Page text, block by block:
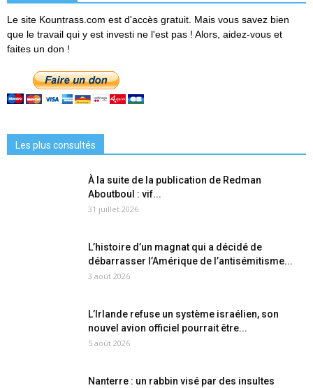
Le site Kountrass.com est d'accès gratuit. Mais vous savez bien
que le travail qui y est investi ne l'est pas ! Alors, aidez-vous et
faites un don !
Les plus consultés
À la suite de la publication de Redman
Aboutboul : vif...
31 juillet 2026
L’histoire d’un magnat qui a décidé de
débarrasser l’Amérique de l’antisémitisme...
3 août 2026
L’Irlande refuse un système israélien, son
nouvel avion officiel pourrait être...
5 août 2026
Nanterre : un rabbin visé par des insultes